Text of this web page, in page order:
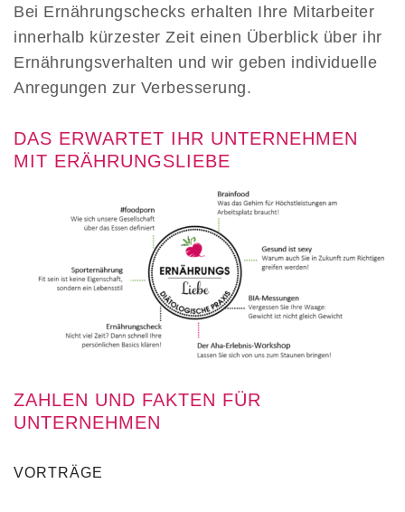
Bei Ernährungschecks erhalten Ihre Mitarbeiter
innerhalb kürzester Zeit einen Überblick über ihr
Ernährungsverhalten und wir geben individuelle
Anregungen zur Verbesserung.
DAS ERWARTET IHR UNTERNEHMEN
MIT ERÄHRUNGSLIEBE
ZAHLEN UND FAKTEN FÜR
UNTERNEHMEN
VORTRÄGE